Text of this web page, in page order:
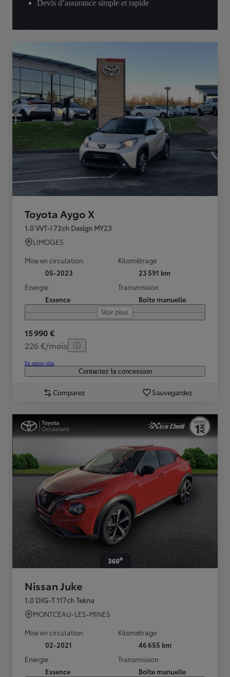
Devis d’assurance simple et rapide
Toyota Aygo X
1.0 VVT-i 72ch Design MY23
LIMOGES
Mise en circulation
05-2023
Kilométrage
23 591 km
Energie
Essence
Transmission
Boîte manuelle
Voir plus
15 990 €
226 €/mois
En savoir plus
Contactez la concession
Comparez Sauvegardez
Nissan Juke
1.0 DIG-T 117ch Tekna
MONTCEAU-LES-MINES
Mise en circulation
02-2021
Kilométrage
46 655 km
Energie
Essence
Transmission
Boîte manuelle